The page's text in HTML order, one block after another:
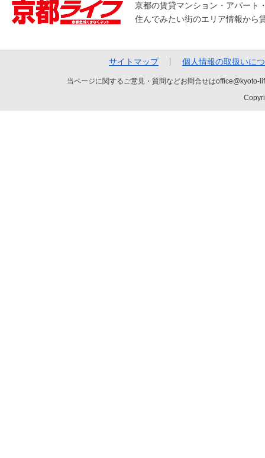
京都の賃貸マンション・アパート
住んでみたい街のエリア情報から
サイトマップ 個人情報の取扱いに
当ページに関するご意見・質問などお問合せは